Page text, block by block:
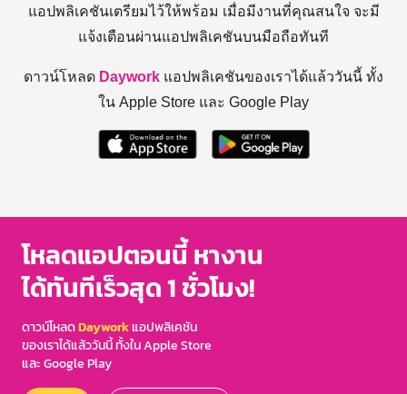
แอปพลิเคชันเตรียมไว้ให้พร้อม เมื่อมีงานที่คุณสนใจ จะมี
แจ้งเตือนผ่านแอปพลิเคชันบนมือถือทันที
ดาวน์โหลด Daywork แอปพลิเคชันของเราได้แล้ววันนี้ ทั้ง
ใน Apple Store และ Google Play
โหลดแอปตอนนี้ หางาน
ได้ทันทีเร็วสุด 1 ชั่วโมง!
ดาวน์โหลดDayworkแอปพลิเคชัน
ของเราได้แล้ววันนี้ ทั้งใน Apple Store
และ Google Play